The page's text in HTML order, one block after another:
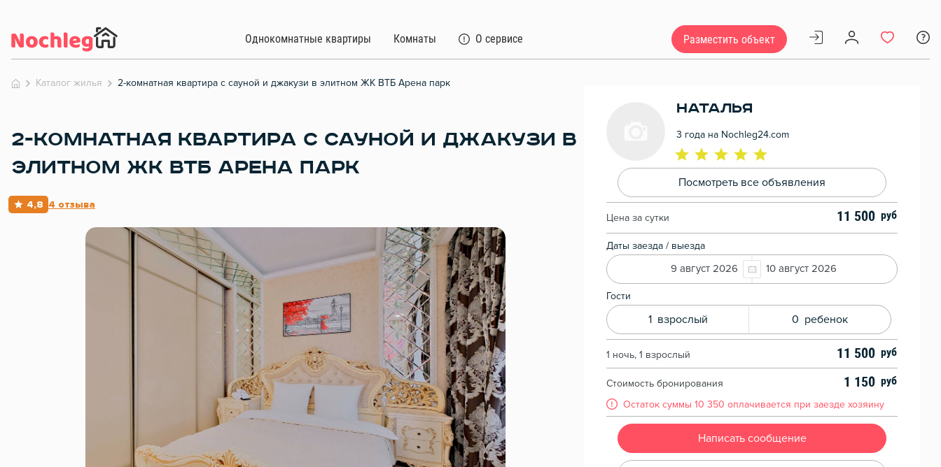
Однокомнатные квартиры Комнаты О сервисе Разместить объект
Каталог жилья 2-комнатная квартира с сауной и джакузи в элитном ЖК ВТБ Арена парк
2-КОМНАТНАЯ КВАРТИРА С САУНОЙ И ДЖАКУЗИ В
ЭЛИТНОМ ЖК ВТБ АРЕНА ПАРК
4,8 4 отзыва
Наталья
3 года на Nochleg24.com
Посмотреть все объявления
Цена за сутки 11 500
Даты заезда / выезда
9 август 2026 10 август 2026
Гости
1 взрослый 0 ребенок
1 ночь, 1 взрослый 11 500
Стоимость бронирования 1 150
Остаток суммы 10 350 оплачивается при заезде хозяину
Написать сообщение